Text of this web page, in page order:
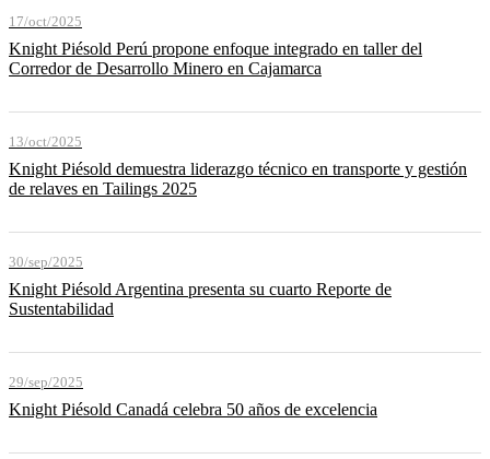
17/oct/2025
Knight Piésold Perú propone enfoque integrado en taller del
Corredor de Desarrollo Minero en Cajamarca
13/oct/2025
Knight Piésold demuestra liderazgo técnico en transporte y gestión
de relaves en Tailings 2025
30/sep/2025
Knight Piésold Argentina presenta su cuarto Reporte de
Sustentabilidad
29/sep/2025
Knight Piésold Canadá celebra 50 años de excelencia